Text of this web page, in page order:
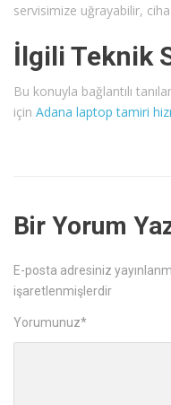
servisimize uğrayabilir,
İlgili Teknik
Bu konuyla bağlantılı
için Adana laptop tamiri
Bir Yorum
E-posta adresiniz
işaretlenmişlerdir
Yorumunuz*